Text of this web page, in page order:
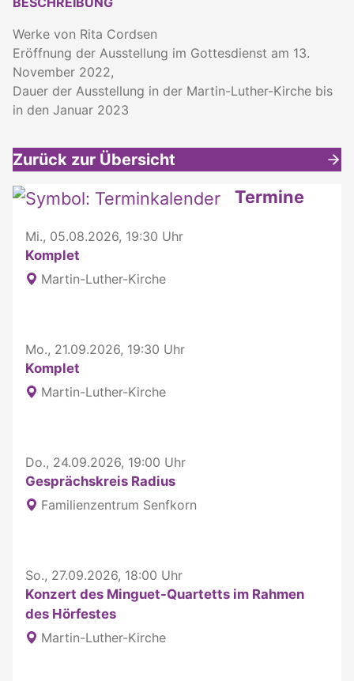
Werke von Rita Cordsen
Eröffnung der Ausstellung im Gottesdienst am 13.
November 2022,
Dauer der Ausstellung in der Martin-Luther-Kirche bis
in den Januar 2023
Zurück zur Übersicht
Weitere interessante Inhalte Termine
Mi., 05.08.2026, 19:30 Uhr
Komplet
Martin-Luther-Kirche
Mo., 21.09.2026, 19:30 Uhr
Komplet
Martin-Luther-Kirche
Do., 24.09.2026, 19:00 Uhr
Gesprächskreis Radius
Familienzentrum Senfkorn
So., 27.09.2026, 18:00 Uhr
Konzert des Minguet-Quartetts im Rahmen
des Hörfestes
Martin-Luther-Kirche